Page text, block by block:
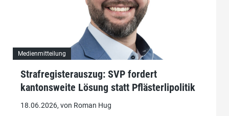
Medienmitteilung
Strafregisterauszug: SVP fordert
kantonsweite Lösung statt Pflästerlipolitik
18.06.2026, von Roman Hug